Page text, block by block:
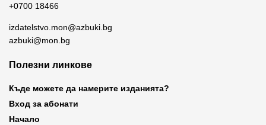
+0700 18466
izdatelstvo.mon@azbuki.bg
azbuki@mon.bg
Полезни линкове
Къде можете да намерите изданията?
Вход за абонати
Начало